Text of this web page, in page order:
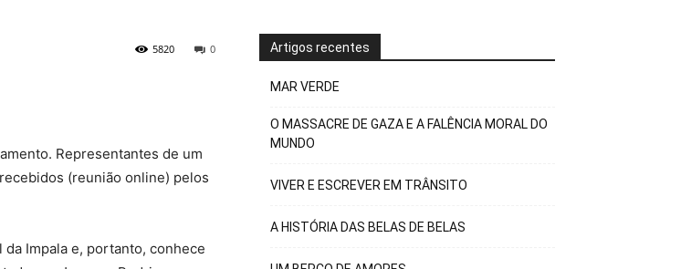
0
5820
Representantes de um
(reunião online) pelos
Impala e, portanto, conhece
Artigos recentes
MAR VERDE
O MASSACRE DE GAZA E A FALÊNCIA MORAL DO
MUNDO
VIVER E ESCREVER EM TRÂNSITO
A HISTÓRIA DAS BELAS DE BELAS